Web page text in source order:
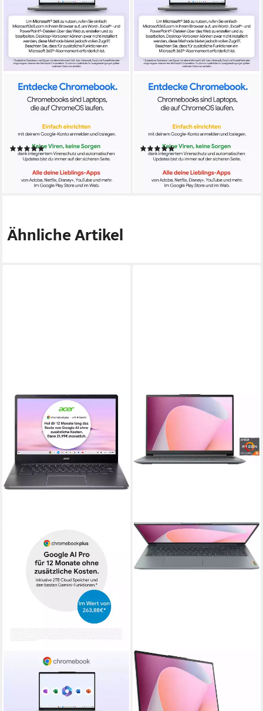
LENOVO
Duet 11M889 Chromebook
MediaTek Kompanio Prozessor
Mali-G57 MC3 Grafikkarte
(1)
346,08 €
mtl. in 24 Raten
lieferbar - in 1-2 Werktagen bei dir
LENOVO
Duet 11M889 Chromebook
MediaTek Kompanio Prozessor
Mali-G57 MC3 Grafikkarte
(1)
346,08 €
mtl. in 24 Raten
lieferbar - in 1-2 Werktagen bei dir
Ähnliche Artikel
Chromebook Plus 514
(CB514-4H-364N)
IdeaPad Slim 3 16ABR8
Notebook
16 Zoll
Bildschirmdiagonale